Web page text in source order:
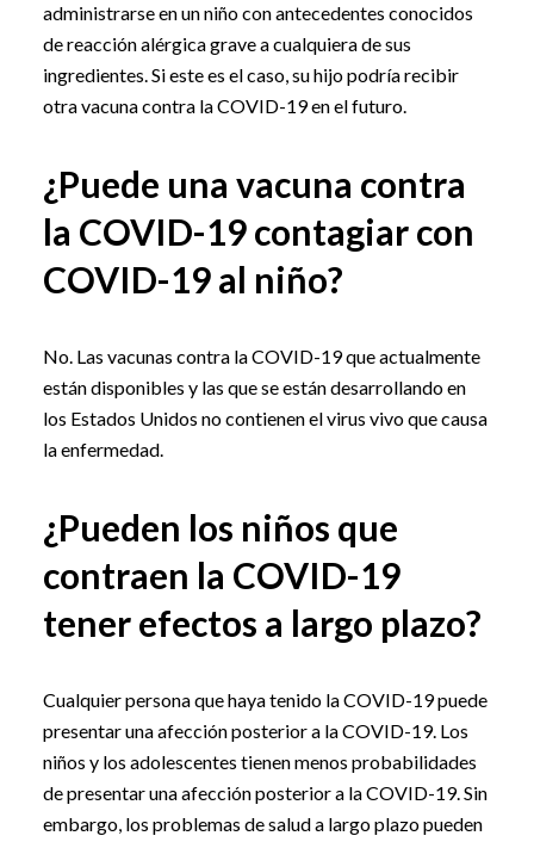
administrarse en un niño con antecedentes conocidos
de reacción alérgica grave a cualquiera de sus
ingredientes. Si este es el caso, su hijo podría recibir
otra vacuna contra la COVID-19 en el futuro.
¿Puede una vacuna contra
la COVID-19 contagiar con
COVID-19 al niño?
No. Las vacunas contra la COVID-19 que actualmente
están disponibles y las que se están desarrollando en
los Estados Unidos no contienen el virus vivo que causa
la enfermedad.
¿Pueden los niños que
contraen la COVID-19
tener efectos a largo plazo?
Cualquier persona que haya tenido la COVID-19 puede
presentar una afección posterior a la COVID-19. Los
niños y los adolescentes tienen menos probabilidades
de presentar una afección posterior a la COVID-19. Sin
embargo, los problemas de salud a largo plazo pueden